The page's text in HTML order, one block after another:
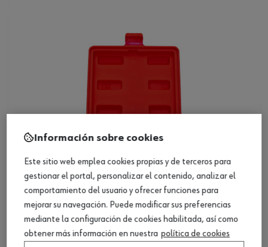
Set de vasos de impacto de 1/2 pulgada, 3
piezas
Información sobre cookies
Este sitio web emplea cookies propias y de terceros para
gestionar el portal, personalizar el contenido, analizar el
comportamiento del usuario y ofrecer funciones para
mejorar su navegación. Puede modificar sus preferencias
mediante la configuración de cookies habilitada, así como
obtener más información en nuestra política de cookies